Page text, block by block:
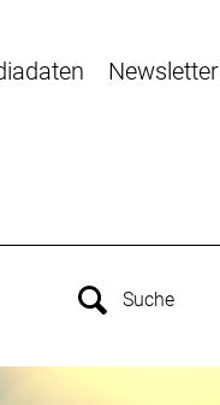
Newsletter